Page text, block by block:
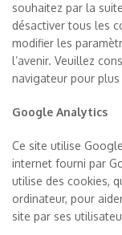
souhaitez par la
désactiver tous les
modifier les
l’avenir. Veuillez
navigateur pour plus
Google Analytics
Ce site utilise
internet fourni par
utilise des cookies,
ordinateur, pour
site par ses